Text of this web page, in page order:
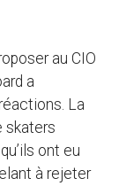
au CIO
a
La
skaters
ont eu
à rejeter